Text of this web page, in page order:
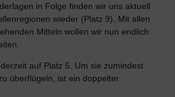
in Folge finden wir uns aktuell
wieder (Platz 9). Mit allen
Mitteln wollen wir nun endlich
auf Platz 5. Um sie zumindest
überflügeln, ist ein doppelter